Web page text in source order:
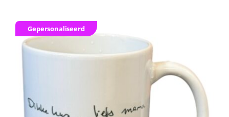
Gepersonaliseerd